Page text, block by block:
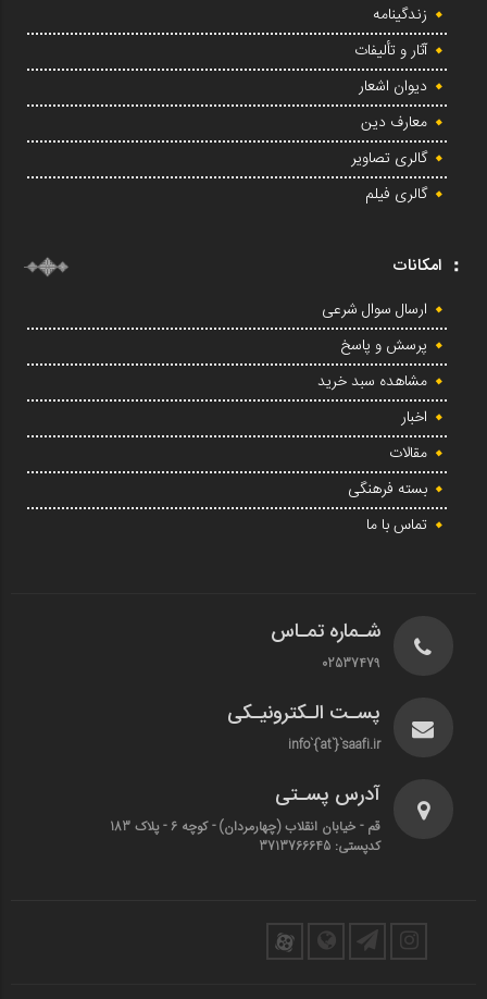
زندگینامه
آثار و تألیفات
دیوان اشعار
معارف دین
گالری تصاویر
گالری فیلم
امکانات
ارسال سوال شرعی
پرسش و پاسخ
مشاهده سبد خرید
اخبار
مقالات
بسته فرهنگی
تماس با ما
شـماره تمـاس
02537479
پسـت الـکترونیـکی
info`{`at`}`saafi.ir
آدرس پسـتی
قم - خیابان انقلاب (چهارمردان)‌ - کوچه 6 - پلاک 183
کدپستی: 3713766645